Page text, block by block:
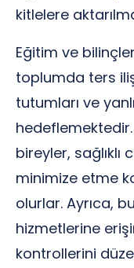
kitlelere
Eğitim ve
toplumda ters
tutumları ve
bireyler, sağlıklı
minimize etme
olurlar. Ayrıca,
hizmetlerine
kontrollerini